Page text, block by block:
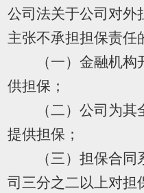
公司法关于公司对外
主张不承担担保责任
（一）金融机构
供担保；
（二）公司为其
提供担保；
（三）担保合同
司三分之二以上对担